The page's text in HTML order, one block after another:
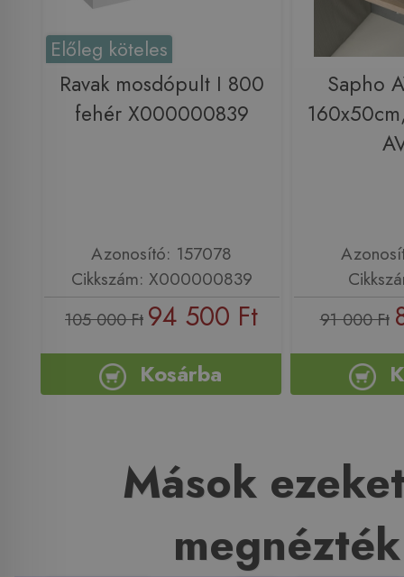
Előleg köteles
Ravak mosdópult I 800
fehér X000000839
Azonosító: 157078
Cikkszám: X000000839
105 000 Ft 94 500 Ft
Kosárba
Sapho
91 000 Ft
Mások
megnézték